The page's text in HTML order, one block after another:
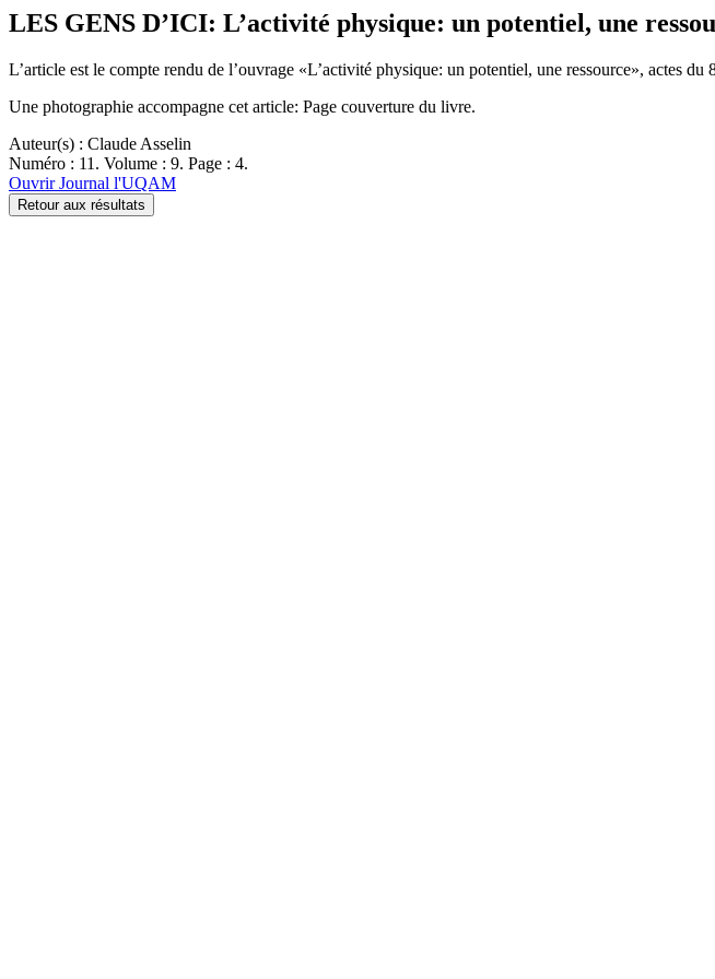
LES GENS D’ICI: L’activité physique: un potentiel, une
L’article est le compte rendu de l’ouvrage «L’activité physique: un potentiel, une ressource», actes
Une photographie accompagne cet article: Page couverture du livre.
Auteur(s) : Claude Asselin
Numéro : 11. Volume : 9. Page : 4.
Ouvrir Journal l'UQAM
Retour aux résultats